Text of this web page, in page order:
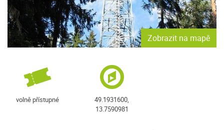
Zobrazit na mapě
volně přístupné
49.1931600,
13.7590981